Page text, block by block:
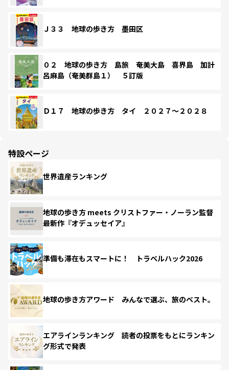
Ｊ３３ 地球の歩き方 墨田区
０２ 地球の歩き方 島旅 奄美大島 喜界島 加計
呂麻島（奄美群島１） ５訂版
Ｄ１７ 地球の歩き方 タイ ２０２７～２０２８
特設ページ
世界遺産ランキング
地球の歩き方 meets クリストファー・ノーラン監督
最新作『オデュッセイア』
準備も滞在もスマートに！ トラベルハック2026
地球の歩き方アワード みんなで選ぶ、旅のベスト。
エアラインランキング 読者の投票をもとにランキン
グ形式で発表